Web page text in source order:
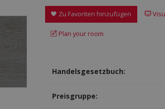
Zu Favoriten hinzufügen
Plan your room
Handelsgesetzbuch:
Preisgruppe: